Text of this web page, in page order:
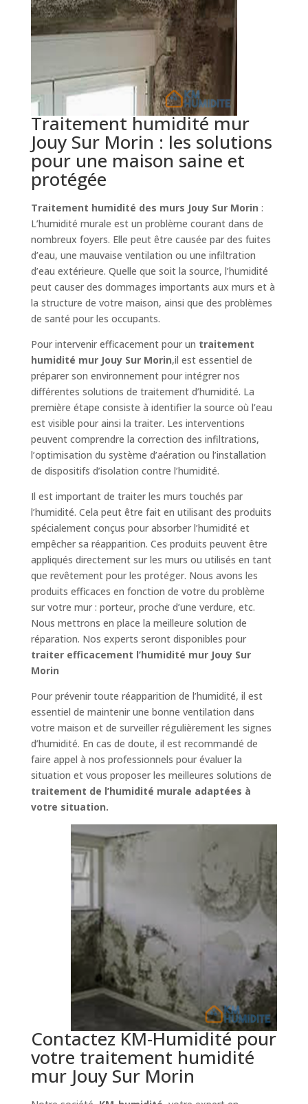
Traitement humidité mur
Jouy Sur Morin : les solutions
pour une maison saine et
protégée
Traitement humidité des murs Jouy Sur Morin :
L’humidité murale est un problème courant dans de
nombreux foyers. Elle peut être causée par des fuites
d’eau, une mauvaise ventilation ou une infiltration
d’eau extérieure. Quelle que soit la source, l’humidité
peut causer des dommages importants aux murs et à
la structure de votre maison, ainsi que des problèmes
de santé pour les occupants.
Pour intervenir efficacement pour un traitement
humidité mur Jouy Sur Morin,il est essentiel de
préparer son environnement pour intégrer nos
différentes solutions de traitement d’humidité. La
première étape consiste à identifier la source où l’eau
est visible pour ainsi la traiter. Les interventions
peuvent comprendre la correction des infiltrations,
l’optimisation du système d’aération ou l’installation
de dispositifs d’isolation contre l’humidité.
Il est important de traiter les murs touchés par
l’humidité. Cela peut être fait en utilisant des produits
spécialement conçus pour absorber l’humidité et
empêcher sa réapparition. Ces produits peuvent être
appliqués directement sur les murs ou utilisés en tant
que revêtement pour les protéger. Nous avons les
produits efficaces en fonction de votre du problème
sur votre mur : porteur, proche d’une verdure, etc.
Nous mettrons en place la meilleure solution de
réparation. Nos experts seront disponibles pour
traiter efficacement l’humidité mur Jouy Sur
Morin
Pour prévenir toute réapparition de l’humidité, il est
essentiel de maintenir une bonne ventilation dans
votre maison et de surveiller régulièrement les signes
d’humidité. En cas de doute, il est recommandé de
faire appel à nos professionnels pour évaluer la
situation et vous proposer les meilleures solutions de
traitement de l’humidité murale adaptées à
votre situation.
Contactez KM-Humidité pour
votre traitement humidité
mur Jouy Sur Morin